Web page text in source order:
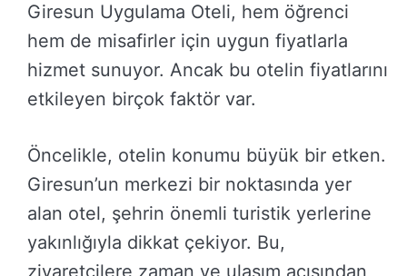
Giresun Uygulama Oteli, hem öğrenci
hem de misafirler için uygun fiyatlarla
hizmet sunuyor. Ancak bu otelin fiyatlarını
etkileyen birçok faktör var.
Öncelikle, otelin konumu büyük bir etken.
Giresun’un merkezi bir noktasında yer
alan otel, şehrin önemli turistik yerlerine
yakınlığıyla dikkat çekiyor. Bu,
ziyaretçilere zaman ve ulaşım açısından